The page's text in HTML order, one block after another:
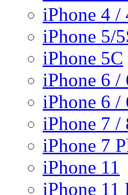
iPhone 4 /
iPhone 5/
iPhone 5C
iPhone 6 /
iPhone 6 /
iPhone 7 /
iPhone 7
iPhone 11
iPhone 11